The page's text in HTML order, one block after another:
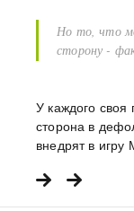
Но то, что
сторону -
У каждого своя
сторона в
внедрят в игру